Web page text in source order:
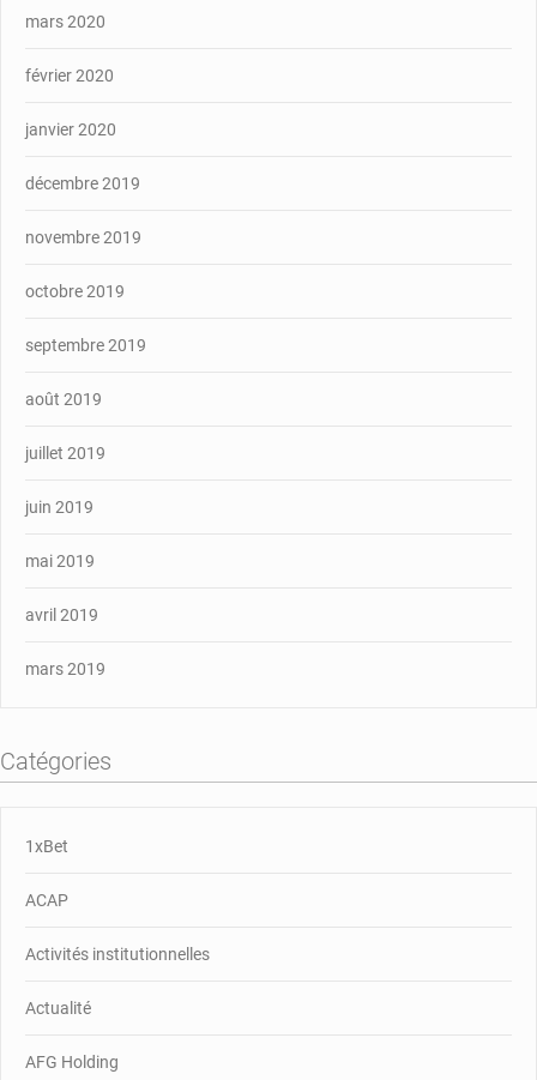
mars 2020
février 2020
janvier 2020
décembre 2019
novembre 2019
octobre 2019
septembre 2019
août 2019
juillet 2019
juin 2019
mai 2019
avril 2019
mars 2019
Catégories
1xBet
ACAP
Activités institutionnelles
Actualité
AFG Holding